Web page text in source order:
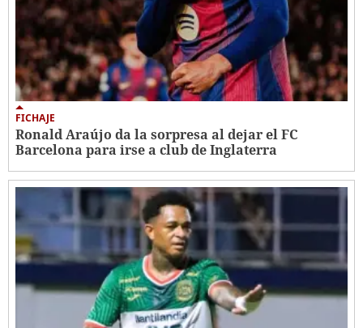
FICHAJE
Ronald Araújo da la sorpresa al dejar el FC
Barcelona para irse a club de Inglaterra